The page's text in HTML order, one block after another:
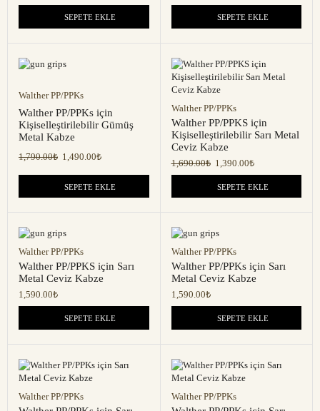
SEPETE EKLE SEPETE EKLE
Walther PP/PPKs
Walther PP/PPKs için
Kişiselleştirilebilir Gümüş
Metal Kabze
1,790.00₺ 1,490.00₺
SEPETE EKLE
Walther PP/PPKs
Walther PP/PPKS için
Kişiselleştirilebilir Sarı Metal
Ceviz Kabze
1,690.00₺ 1,390.00₺
SEPETE EKLE
Walther PP/PPKs
Walther PP/PPKS için Sarı
Metal Ceviz Kabze
1,590.00₺
SEPETE EKLE
Walther PP/PPKs
Walther PP/PPKs için Sarı
Metal Ceviz Kabze
1,590.00₺
SEPETE EKLE
Walther PP/PPKs Walther PP/PPKs